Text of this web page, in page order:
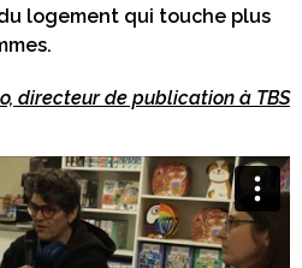
logement qui touche plus
directeur de publication à TBS